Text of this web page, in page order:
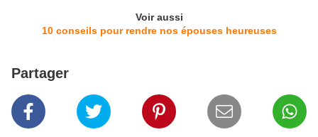
Voir aussi
10 conseils pour rendre nos épouses heureuses
Partager